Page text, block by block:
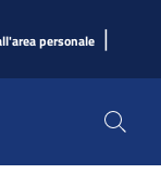
personale |